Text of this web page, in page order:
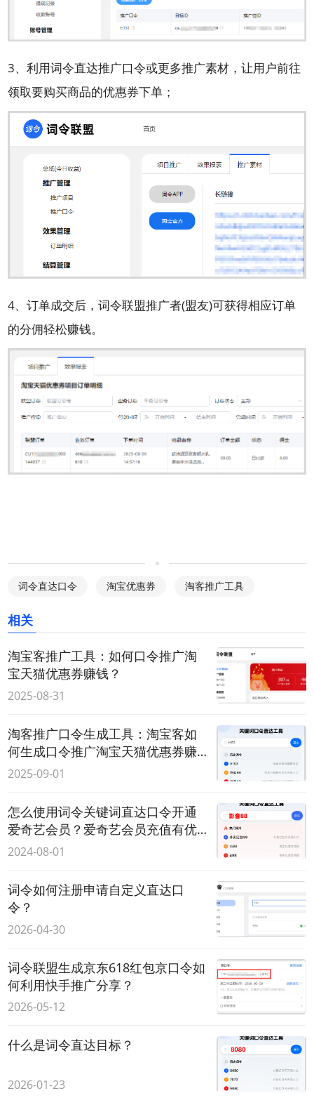
3、利用词令直达推广口令或更多推广素材，让用户前往
领取要购买商品的优惠券下单；
4、订单成交后，词令联盟推广者(盟友)可获得相应订单
的分佣轻松赚钱。
词令直达口令 淘宝优惠券 淘客推广工具
相关
淘宝客推广工具：如何口令推广淘
宝天猫优惠券赚钱？
2025-08-31
淘客推广口令生成工具：淘宝客如
何生成口令推广淘宝天猫优惠券赚
钱？
2025-09-01
怎么使用词令关键词直达口令开通
爱奇艺会员？爱奇艺会员充值有优
惠吗？
2024-08-01
词令如何注册申请自定义直达口
令？
2026-04-30
词令联盟生成京东618红包京口令如
何利用快手推广分享？
2026-05-12
什么是词令直达目标？
2026-01-23